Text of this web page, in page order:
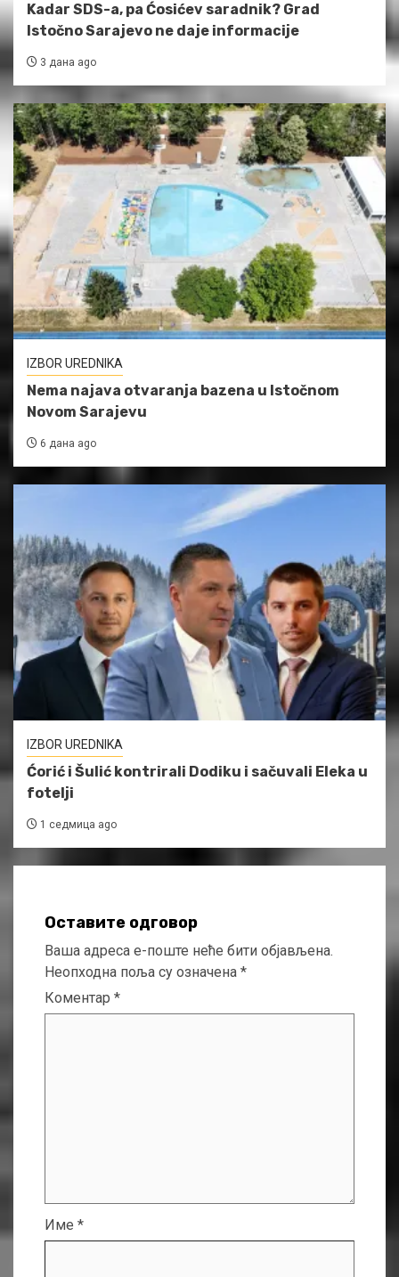
Kadar SDS-a, pa Ćosićev saradnik? Grad
Istočno Sarajevo ne daje informacije
3 дана ago
IZBOR UREDNIKA
Nema najava otvaranja bazena u Istočnom
Novom Sarajevu
6 дана ago
IZBOR UREDNIKA
Ćorić i Šulić kontrirali Dodiku i sačuvali Eleka u
fotelji
1 седмица ago
Оставите одговор
Ваша адреса е-поште неће бити објављена.
Неопходна поља су означена *
Коментар *
Име *